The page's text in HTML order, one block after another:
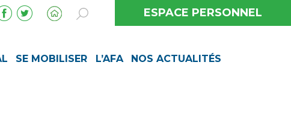
ESPACE PERSONNEL
SE MOBILISER L’AFA NOS ACTUALITÉS